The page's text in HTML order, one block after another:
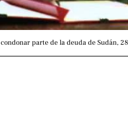
parte de la deuda de Sudán,